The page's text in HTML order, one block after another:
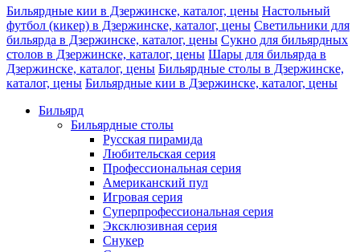
Бильярдные кии в Дзержинске, каталог, цены Настольный
футбол (кикер) в Дзержинске, каталог, цены Светильники для
бильярда в Дзержинске, каталог, цены Сукно для бильярдных
столов в Дзержинске, каталог, цены Шары для бильярда в
Дзержинске, каталог, цены Бильярдные столы в Дзержинске,
каталог, цены Бильярдные кии в Дзержинске, каталог, цены
Бильярд
Бильярдные столы
Русская пирамида
Любительская серия
Профессиональная серия
Американский пул
Игровая серия
Суперпрофессиональная серия
Эксклюзивная серия
Снукер